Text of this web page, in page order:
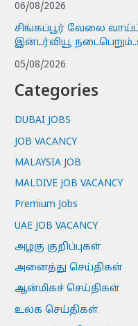
06/08/2026
சிங்கப்பூர் வேலை
இன்டர்வியூ
05/08/2026
Categories
DUBAI JOBS
JOB VACANCY
MALAYSIA JOB
MALDIVE JOB VACANCY
Premium Jobs
UAE JOB VACANCY
அழகு குறிப்புகள்
அனைத்து செய்திகள்
ஆன்மிகச் செய்திகள்
உலக செய்திகள்